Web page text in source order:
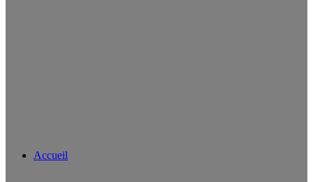
Accueil